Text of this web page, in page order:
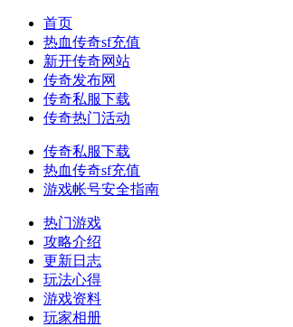
首页
热血传奇sf充值
新开传奇网站
传奇发布网
传奇私服下载
传奇热门活动
传奇私服下载
热血传奇sf充值
游戏帐号安全指南
热门游戏
攻略介绍
更新日志
玩法心得
游戏资料
玩家相册